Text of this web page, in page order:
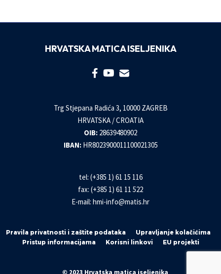
HRVATSKA MATICA ISELJENIKA
Trg Stjepana Radića 3, 10000 ZAGREB
HRVATSKA / CROATIA
OIB: 28639480902
IBAN: HR8023900011100021305
tel: (+385 1) 61 15 116
fax: (+385 1) 61 11 522
E-mail: hmi-info@matis.hr
Pravila privatnosti i zaštite podataka
Upravljanje kolačićima
Pristup informacijama
Korisni linkovi EU projekti
© 2023 Hrvatska matica iseljenika